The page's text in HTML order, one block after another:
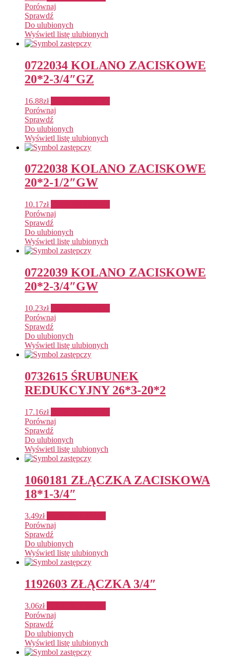
Porównaj
Sprawdź
Do ulubionych
Wyświetl listę ulubionych
0722034 KOLANO ZACISKOWE
20*2-3/4″GZ
16.88zł
Porównaj
Sprawdź
Do ulubionych
Wyświetl listę ulubionych
0722038 KOLANO ZACISKOWE
20*2-1/2″GW
10.17zł
Porównaj
Sprawdź
Do ulubionych
Wyświetl listę ulubionych
0722039 KOLANO ZACISKOWE
20*2-3/4″GW
10.23zł
Porównaj
Sprawdź
Do ulubionych
Wyświetl listę ulubionych
0732615 ŚRUBUNEK
REDUKCYJNY 26*3-20*2
17.16zł
Porównaj
Sprawdź
Do ulubionych
Wyświetl listę ulubionych
1060181 ZŁĄCZKA ZACISKOWA
18*1-3/4″
3.49zł
Porównaj
Sprawdź
Do ulubionych
Wyświetl listę ulubionych
1192603 ZŁĄCZKA 3/4″
3.06zł
Porównaj
Sprawdź
Do ulubionych
Wyświetl listę ulubionych